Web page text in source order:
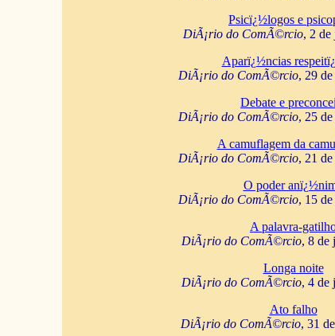
Psicï¿½logos e
DiÃ¡rio do ComÃ©rcio, 2 de
Aparï¿½ncias
DiÃ¡rio do ComÃ©rcio, 29
Debate e
DiÃ¡rio do ComÃ©rcio, 25
A camuflagem da
DiÃ¡rio do ComÃ©rcio, 21
O poder
DiÃ¡rio do ComÃ©rcio, 15
A palavra-
DiÃ¡rio do ComÃ©rcio, 8 de
Longa noite
DiÃ¡rio do ComÃ©rcio, 4 de
Ato falho
DiÃ¡rio do ComÃ©rcio, 31